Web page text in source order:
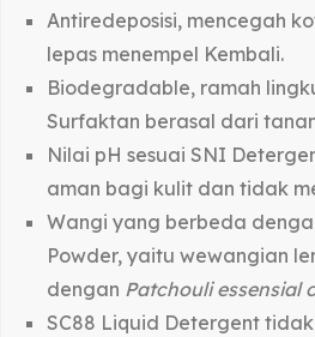
Antiredeposisi, mencegah
lepas menempel Kembali.
Biodegradable, ramah
Surfaktan berasal dari
Nilai pH sesuai SNI
aman bagi kulit dan tidak
Wangi yang berbeda
Powder, yaitu wewangian
dengan Patchouli essensial
SC88 Liquid Detergent